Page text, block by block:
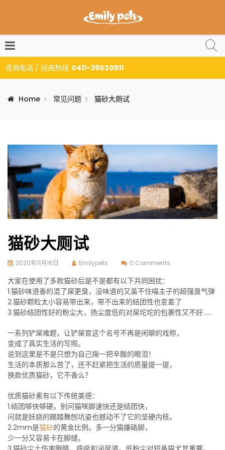
咨询电话 / 招商热线 0411-39020511
Home 常见问题 猫砂大厕试
猫砂大厕试
2020年11月16日 Emilypets 0 Comments
大家在使用了多款猫砂后是不是都有以下共同困扰：
1.猫砂味道香的混了屎更臭，没味道的又盖不住喵主子的超强臭气弹
2.猫砂颗粒太小容易带出来，带不出来的结团性也变差了
3.猫砂结团性好的粉尘大，扬尘度低的对屎坨坨的包裹性又不好……
一系列铲屎难题，让铲屎官这个名号不再是闲聊的戏称，
变成了真实生活的写照。
说到这里是不是只想为自己掬一把辛酸的眼泪！
生活的本质那么苦了，还不赶紧把生活的质量提一提，
换款优质猫砂，它不香么？
优质猫砂素有以下传统美德：
1.结团够快够硬。别问猫咪脚速快还是结团快，
问就是妖娆的踢踏舞刨坑姿也撼动不了它的坚硬内核。
2.2mm是猫砂的黄金比例。多一分猫嫌硌脚，
少一分又容易卡在脚缝。